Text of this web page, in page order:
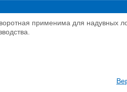
применима для надувных